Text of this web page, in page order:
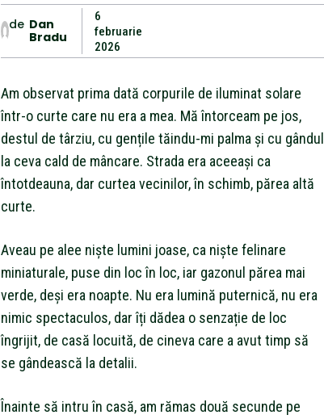
de Dan
Bradu
6
februarie
2026
Am observat prima dată corpurile de iluminat solare
într-o curte care nu era a mea. Mă întorceam pe jos,
destul de târziu, cu gențile tăindu-mi palma și cu gândul
la ceva cald de mâncare. Strada era aceeași ca
întotdeauna, dar curtea vecinilor, în schimb, părea altă
curte.
Aveau pe alee niște lumini joase, ca niște felinare
miniaturale, puse din loc în loc, iar gazonul părea mai
verde, deși era noapte. Nu era lumină puternică, nu era
nimic spectaculos, dar îți dădea o senzație de loc
îngrijit, de casă locuită, de cineva care a avut timp să
se gândească la detalii.
Înainte să intru în casă, am rămas două secunde pe